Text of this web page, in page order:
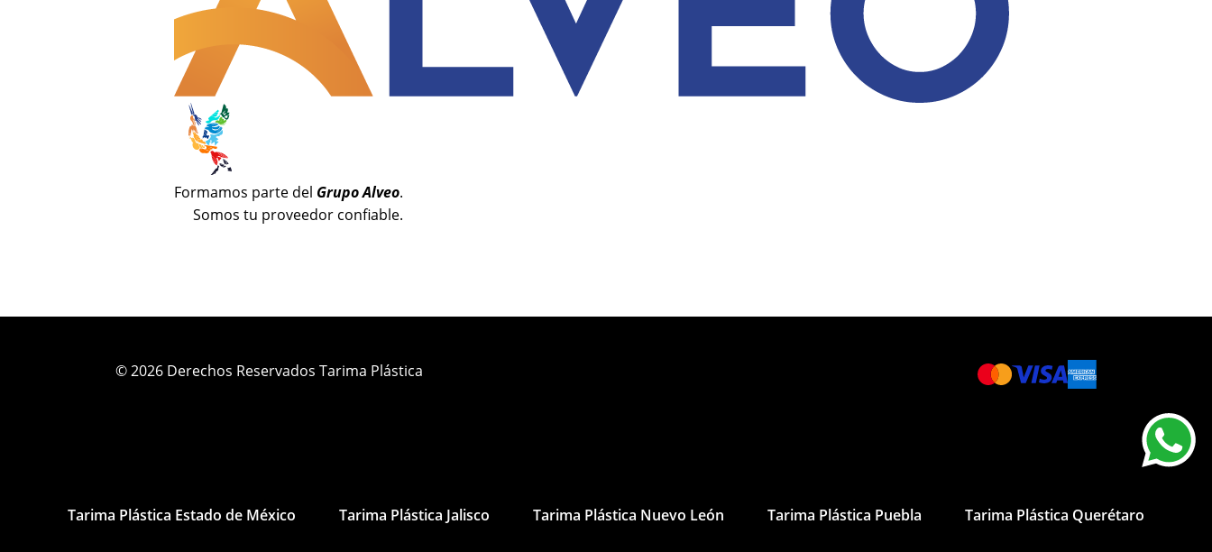
Formamos parte del Grupo Alveo.
Somos tu proveedor confiable.
© 2026 Derechos Reservados Tarima Plástica
Tarima Plástica Estado de México Tarima Plástica Jalisco Tarima Plástica Nuevo León Tarima Plástica Puebla Tarima Plástica Querétaro